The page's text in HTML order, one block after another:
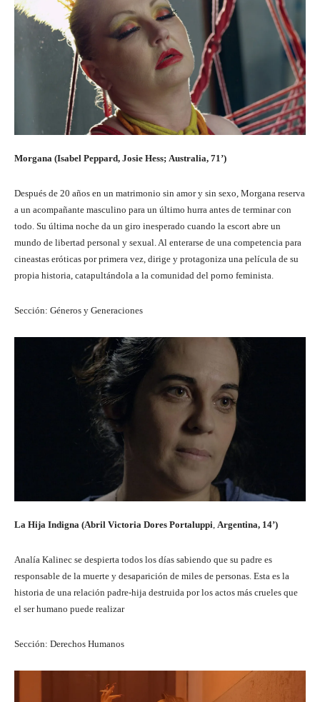
Morgana (Isabel Peppard, Josie Hess; Australia, 71’)
Después de 20 años en un matrimonio sin amor y sin sexo, Morgana reserva
a un acompañante masculino para un último hurra antes de terminar con
todo. Su última noche da un giro inesperado cuando la escort abre un
mundo de libertad personal y sexual. Al enterarse de una competencia para
cineastas eróticas por primera vez, dirige y protagoniza una película de su
propia historia, catapultándola a la comunidad del porno feminista.
Sección: Géneros y Generaciones
La Hija Indigna (Abril Victoria Dores Portaluppi Argentina, 14’)
Analía Kalinec se despierta todos los días sabiendo que su padre es
responsable de la muerte y desaparición de miles de personas. Esta es la
historia de una relación padre-hija destruida por los actos más crueles que
el ser humano puede realizar
Sección: Derechos Humanos